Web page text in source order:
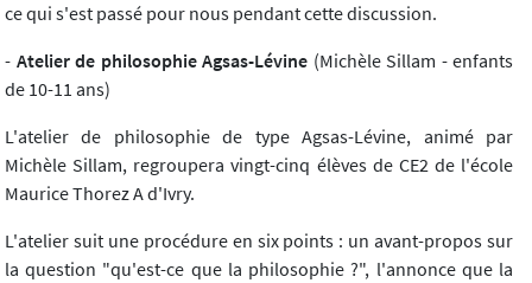
ce qui s'est passé pour nous pendant cette discussion.
- Atelier de philosophie Agsas-Lévine (Michèle Sillam - enfants
de 10-11 ans)
L'atelier de philosophie de type Agsas-Lévine, animé par
Michèle Sillam, regroupera vingt-cinq élèves de CE2 de l'école
Maurice Thorez A d'Ivry.
L'atelier suit une procédure en six points : un avant-propos sur
la question "qu'est-ce que la philosophie ?", l'annonce que la